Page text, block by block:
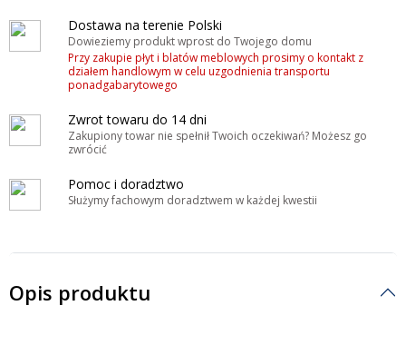
Dostawa na terenie Polski
Dowieziemy produkt wprost do Twojego domu
Przy zakupie płyt i blatów meblowych prosimy o kontakt z
działem handlowym w celu uzgodnienia transportu
ponadgabarytowego
Zwrot towaru do 14 dni
Zakupiony towar nie spełnił Twoich oczekiwań? Możesz go
zwrócić
Pomoc i doradztwo
Służymy fachowym doradztwem w każdej kwestii
Opis produktu